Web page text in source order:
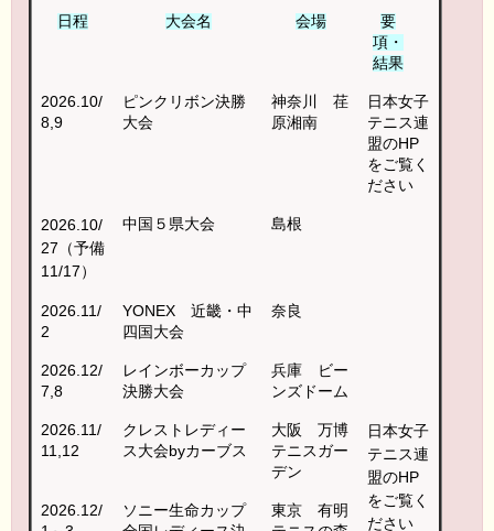
日程 大会名 会場
要
項・
結果
2026.10/
8,9
ピンクリボン決勝
大会
神奈川 荏
原湘南
日本女子
テニス連
盟のHP
をご覧く
ださい
2026.10/
27（予備
11/17）
中国５県大会 島根
2026.11/
2
YONEX 近畿・中
四国大会
奈良
2026.12/
7,8
レインボーカップ
決勝大会
兵庫 ビー
ンズドーム
2026.11/
11,12
クレストレディー
ス大会byカーブス
大阪 万博
テニスガー
デン
日本女子
テニス連
盟のHP
をご覧く
ださい
2026.12/
ソニー生命カップ
東京 有明